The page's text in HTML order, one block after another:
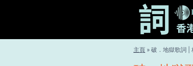
主頁 » 破．地獄歌詞 |